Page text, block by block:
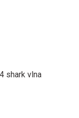
shark vlna